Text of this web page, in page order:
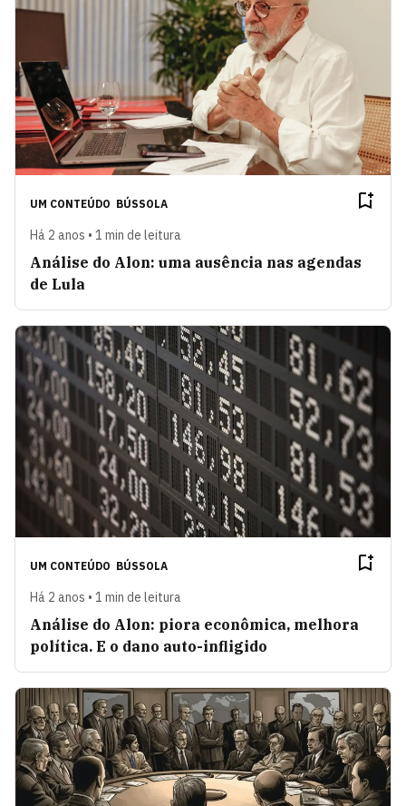
UM CONTEÚDO BÚSSOLA
Há 2 anos • 1 min de leitura
Análise do Alon: uma ausência nas agendas
de Lula
UM CONTEÚDO BÚSSOLA
Há 2 anos • 1 min de leitura
Análise do Alon: piora econômica, melhora
política. E o dano auto-infligido